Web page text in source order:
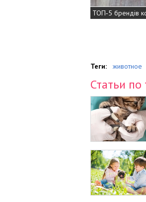
ТОП‑5 брендів
Теги: животное
Статьи по